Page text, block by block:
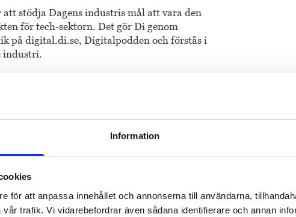
Information
för att anpassa innehållet och annonserna till användarna,
trafik. Vi vidarebefordrar även sådana identifierare och annan
stödja Dagens industris mål att vara den
för tech-sektorn. Det gör Di genom
på digital.di.se, Digitalpodden och förstås i
industri.
databas Nordic Tech List, som
och bolagen på den svenska startup-
respons:
nyheter och material till Digitalpodden. Vi
startupbolag, riskkapitalbolag och kommit
Linköping, Göteborg, Malmö. Dessutom